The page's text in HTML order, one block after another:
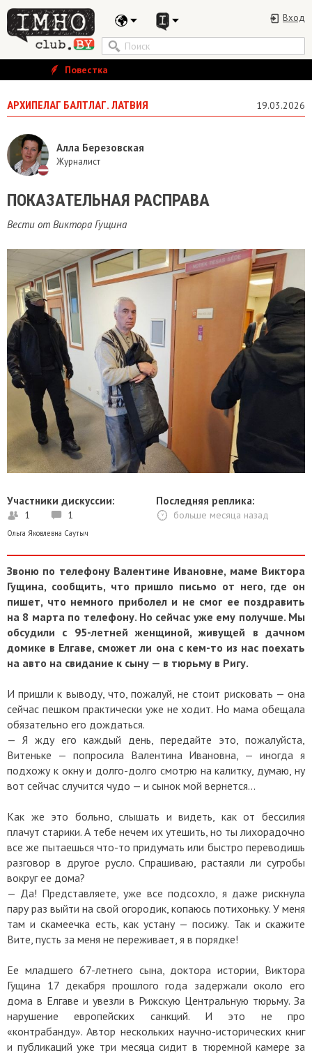
Вход
Повестка
АРХИПЕЛАГ БАЛТЛАГ. ЛАТВИЯ 19.03.2026
Алла Березовская
Журналист
ПОКАЗАТЕЛЬНАЯ РАСПРАВА
Вести от Виктора Гущина
Участники дискуссии:
1 1
Последняя реплика:
больше месяца назад
Ольга Яковлевна Саутыч
Звоню по телефону Валентине Ивановне, маме Виктора
Гущина, сообщить, что пришло письмо от него, где он
пишет, что немного приболел и не смог ее поздравить
на 8 марта по телефону. Но сейчас уже ему получше. Мы
обсудили с 95-летней женщиной, живущей в дачном
домике в Елгаве, сможет ли она с кем-то из нас поехать
на авто на свидание к сыну — в тюрьму в Ригу.
И пришли к выводу, что, пожалуй, не стоит рисковать — она
сейчас пешком практически уже не ходит. Но мама обещала
обязательно его дождаться.
— Я жду его каждый день, передайте это, пожалуйста,
Витеньке — попросила Валентина Ивановна, — иногда я
подхожу к окну и долго-долго смотрю на калитку, думаю, ну
вот сейчас случится чудо — и сынок мой вернется…
Как же это больно, слышать и видеть, как от бессилия
плачут старики. А тебе нечем их утешить, но ты лихорадочно
все же пытаешься что-то придумать или быстро переводишь
разговор в другое русло. Спрашиваю, растаяли ли сугробы
вокруг ее дома?
— Да! Представляете, уже все подсохло, я даже рискнула
пару раз выйти на свой огородик, копаюсь потихоньку. У меня
там и скамеечка есть, как устану — посижу. Так и скажите
Вите, пусть за меня не переживает, я в порядке!
Ее младшего 67-летнего сына, доктора истории, Виктора
Гущина 17 декабря прошлого года задержали около его
дома в Елгаве и увезли в Рижскую Центральную тюрьму. За
нарушение европейских санкций. И это не про
«контрабанду». Автор нескольких научно-исторических книг
и публикаций уже три месяца сидит в тюремной камере за